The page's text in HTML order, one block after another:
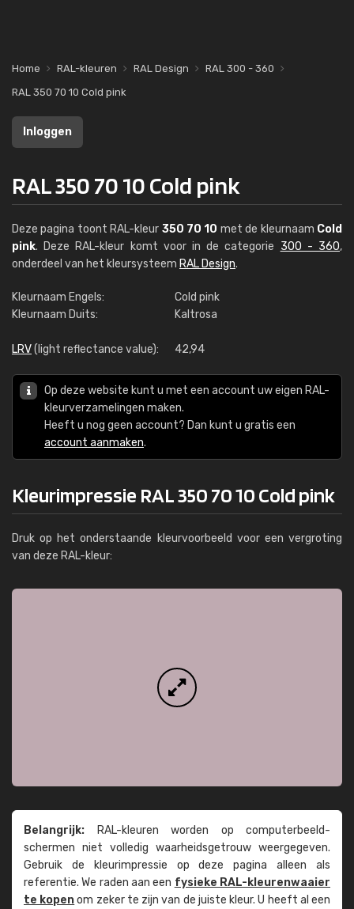
Home RAL-kleuren RAL Design
RAL 300 - 360
RAL 350 70 10 Cold pink
Inloggen
RAL 350 70 10 Cold pink
Deze pagina toont RAL-kleur 350 70 10 met de kleurnaam Cold
pink. Deze RAL-kleur komt voor in de categorie 300 - 360,
onderdeel van het kleursysteem RAL Design.
Kleurnaam Engels:
Cold pink
Kleurnaam Duits:
Kaltrosa
LRV(light reflectance value): 42,94
Op deze website kunt u met een account uw eigen RAL-
kleurverzamelingen maken.
Heeft u nog geen account? Dan kunt u gratis een
account aanmaken.
Kleurimpressie RAL 350 70 10 Cold pink
Druk op het onderstaande kleurvoorbeeld voor een vergroting
van deze RAL-kleur:
Belangrijk: RAL-kleuren worden op computer­beeld­
schermen niet volledig waarheids­­getrouw weer­gegeven.
Gebruik de kleur­impressie op deze pagina alleen als
referentie. We raden aan een fysieke RAL-kleuren­waaier
te kopenom zeker te zijn van de juiste kleur. U heeft al een